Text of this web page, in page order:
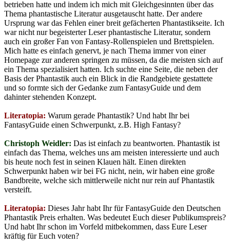
betrieben hatte und indem ich mich mit Gleichgesinnten über das
Thema phantastische Literatur ausgetauscht hatte. Der andere
Ursprung war das Fehlen einer breit gefächerten Phantastikseite. Ich
war nicht nur begeisterter Leser phantastische Literatur, sondern
auch ein großer Fan von Fantasy-Rollenspielen und Brettspielen.
Mich hatte es einfach genervt, je nach Thema immer von einer
Homepage zur anderen springen zu müssen, da die meisten sich auf
ein Thema spezialisiert hatten. Ich suchte eine Seite, die neben der
Basis der Phantastik auch ein Blick in die Randgebiete gestattete
und so formte sich der Gedanke zum FantasyGuide und dem
dahinter stehenden Konzept.
Literatopia: Warum gerade Phantastik? Und habt Ihr bei
FantasyGuide einen Schwerpunkt, z.B. High Fantasy?
Christoph Weidler: Das ist einfach zu beantworten. Phantastik ist
einfach das Thema, welches uns am meisten interessierte und auch
bis heute noch fest in seinen Klauen hält. Einen direkten
Schwerpunkt haben wir bei FG nicht, nein, wir haben eine große
Bandbreite, welche sich mittlerweile nicht nur rein auf Phantastik
versteift.
Literatopia: Dieses Jahr habt Ihr für FantasyGuide den Deutschen
Phantastik Preis erhalten. Was bedeutet Euch dieser Publikumspreis?
Und habt Ihr schon im Vorfeld mitbekommen, dass Eure Leser
kräftig für Euch voten?